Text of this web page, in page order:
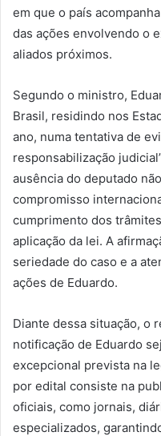
em que o país
das ações envolvendo o
aliados próximos.
Segundo o ministro,
Brasil, residindo nos
ano, numa tentativa de
responsabilização
ausência do deputado
compromisso
cumprimento dos
aplicação da lei. A
seriedade do caso e a
ações de Eduardo.
Diante dessa situação, o
notificação de Eduardo
excepcional prevista na
por edital consiste na
oficiais, como jornais,
especializados,